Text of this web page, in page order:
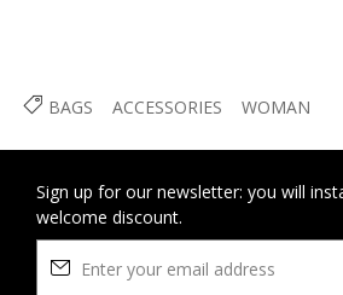
BAGS ACCESSORIES WOMAN
Sign up for our newsletter: you will
welcome discount.